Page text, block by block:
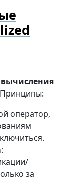
Принципы:
оператор,
:
за